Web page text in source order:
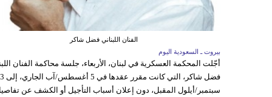
الفنان اللبناني فضل شاكر
بيروت ـ السعودية اليوم
أجّلت المحكمة العسكرية في لبنان، الأربعاء، جلسة محاكمة الفنان
فضل شاكر، التي
سبتمبر/أيلول المقبل، دون إعلان أسباب التأجيل أو الكشف عن